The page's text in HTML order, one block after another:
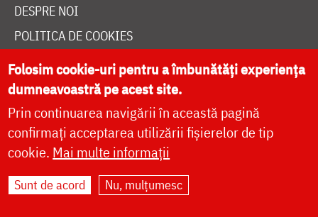
DESPRE NOI
POLITICA DE COOKIES
DONEAZĂ ONLINE PENTRU CATEDRALA NAȚIONALĂ
LIVE
Site dezvoltat deDOXOLOGIA MEDIA
Arhiepiscopia Iașilor | ©
Folosim cookie-uri pentru a îmbunătăți experiența
dumneavoastră pe acest site.
Prin continuarea navigării în această pagină
confirmați acceptarea utilizării fișierelor de tip
cookie. Mai multe informații
Sunt de acord Nu, mulțumesc